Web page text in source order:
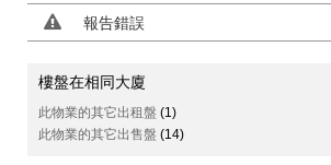
報告錯誤
樓盤在相同大廈
此物業的其它出租盤 (1)
此物業的其它出售盤 (14)